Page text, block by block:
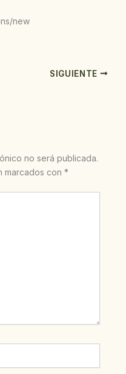
new
SIGUIENTE
no será publicada.
marcados con *